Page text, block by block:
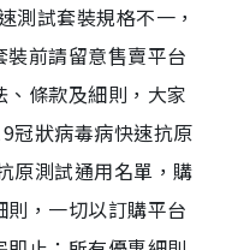
測試套裝規格不一，
前請留意售賣平台
條款及細則，大家
冠狀病毒病快速抗原
原測試通用名單，購
，一切以訂購平台